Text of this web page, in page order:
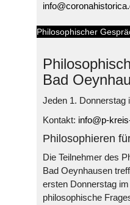
Philosophischer
Bad
Jeden 1. Donnerstag
Kontakt: info@p-
Philosophieren
Die Teilnehmer des
Bad Oeynhausen
ersten Donnerstag
philosophische